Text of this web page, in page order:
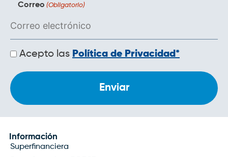
Correo (Obligatorio)
Políticas
de
Acepto las Política de Privacidad*
Información
Superfinanciera